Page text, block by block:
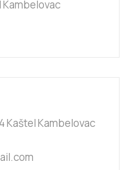
Kambelovac
Kaštel Kambelovac